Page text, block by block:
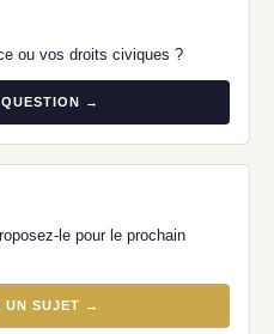
ou vos droits civiques ?
→
le pour le prochain
UN SUJET →